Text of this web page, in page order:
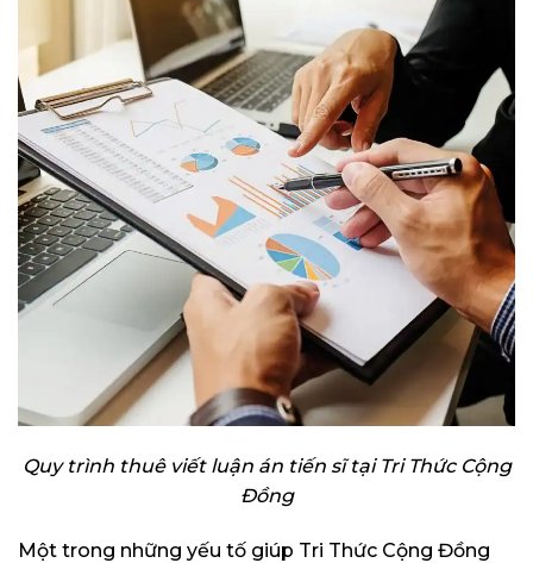
Quy trình thuê viết luận án tiến sĩ tại Tri Thức Cộng
Đồng
Một trong những yếu tố giúp Tri Thức Cộng Đồng